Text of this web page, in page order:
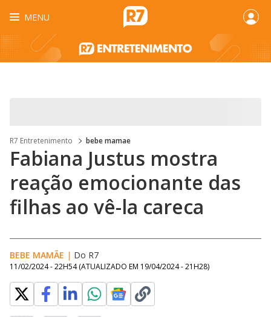
MENU
R7 Entretenimento bebe mamae
Fabiana Justus mostra
reação emocionante das
filhas ao vê-la careca
BEBE MAMÃE | Do R7
11/02/2024 - 22H54 (ATUALIZADO EM 19/04/2024 - 21H28)